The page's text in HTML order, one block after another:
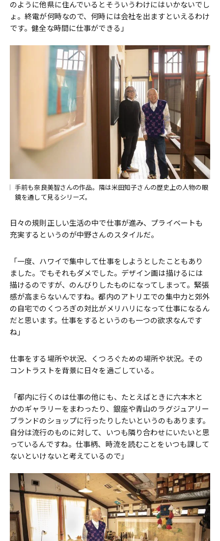
のように他県に住んでいるとそういうわけにはいかないでし
ょ。終電が何時なので、何時には会社を出ますといえるわけ
です。健全な時間に仕事ができる」
手前も奈良美智さんの作品。隣は米田知子さんの歴史上の人物の眼
鏡を通して見るシリーズ。
日々の規則正しい生活の中で仕事が進み、プライベートも
充実するというのが中野さんのスタイルだ。
「一度、ハワイで集中して仕事をしようとしたこともあり
ました。でもそれもダメでした。デザイン画は描けるには
描けるのですが、のんびりしたものになってしまって。緊張
感が高まらないんですね。都内のアトリエでの集中力と郊外
の自宅でのくつろぎの対比がメリハリになって仕事になるん
だと思います。仕事をするというのも一つの欲求なんです
ね」
仕事をする場所や状況、くつろぐための場所や状況。その
コントラストを背景に日々を過ごしている。
「都内に行くのは仕事の他にも、たとえばときに六本木と
かのギャラリーをまわったり、銀座や青山のラグジュアリー
ブランドのショップに行ったりしたいというのもあります。
自分は流行のものに対して、いつも隣り合わせにいたいと思
っているんですね。仕事柄、時流を読むことをいつも課して
ないといけないと考えているので」